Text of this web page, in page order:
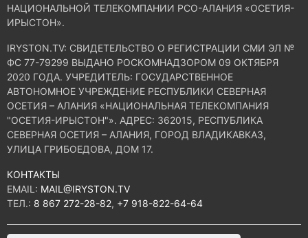
НАЦИОНАЛЬНОЙ ТЕЛЕКОМПАНИИ РСО-АЛАНИЯ «ОСЕТИЯ-
ИРЫСТОН».
IRYSTON.TV: CВИДЕТЕЛЬСТВО О РЕГИСТРАЦИИ СМИ ЭЛ №
ФС 77-79299 ВЫДАНО РОСКОМНАДЗОРОМ 09 ОКТЯБРЯ
2020 ГОДА. УЧРЕДИТЕЛЬ: ГОСУДАРСТВЕННОЕ
АВТОНОМНОЕ УЧРЕЖДЕНИЕ РЕСПУБЛИКИ СЕВЕРНАЯ
ОСЕТИЯ – АЛАНИЯ «НАЦИОНАЛЬНАЯ ТЕЛЕКОМПАНИЯ
"ОСЕТИЯ-ИРЫСТОН"». АДРЕС: 362015, РЕСПУБЛИКА
СЕВЕРНАЯ ОСЕТИЯ – АЛАНИЯ, ГОРОД ВЛАДИКАВКАЗ,
УЛИЦА ГРИБОЕДОВА, ДОМ 17.
КОНТАКТЫ
EMAIL: MAIL@IRYSTON.TV
ТЕЛ.: 8 867 272-28-82, +7 918-822-64-64